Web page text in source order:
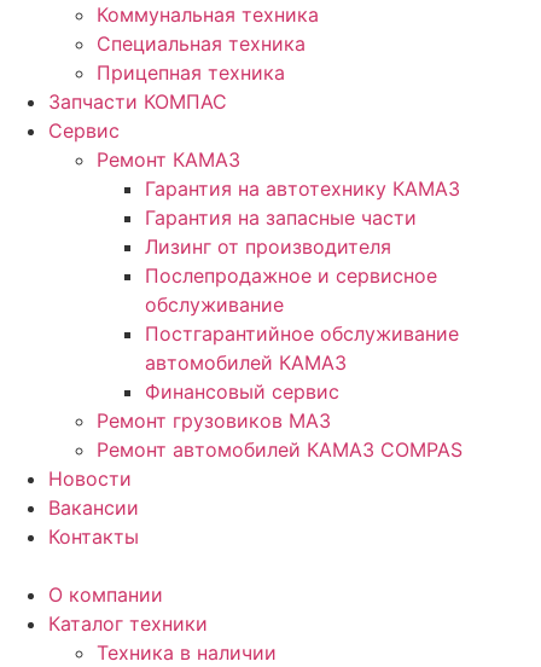
Коммунальная техника
Специальная техника
Прицепная техника
Запчасти КОМПАС
Сервис
Ремонт КАМАЗ
Гарантия на автотехнику КАМАЗ
Гарантия на запасные части
Лизинг от производителя
Послепродажное и сервисное
обслуживание
Постгарантийное обслуживание
автомобилей КАМАЗ
Финансовый сервис
Ремонт грузовиков МАЗ
Ремонт автомобилей КАМАЗ COMPAS
Новости
Вакансии
Контакты
О компании
Каталог техники
Техника в наличии